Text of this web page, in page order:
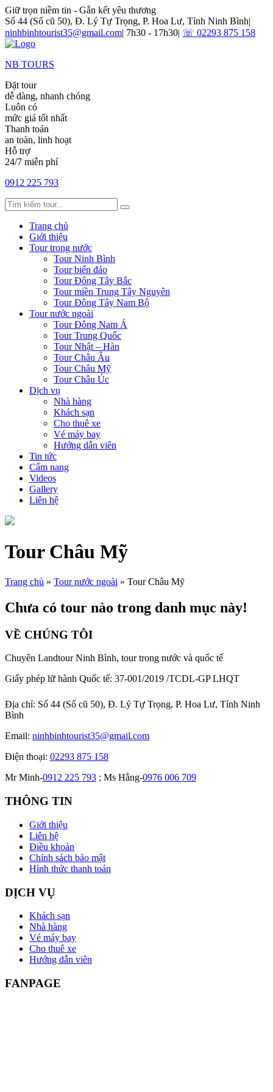
Giữ trọn niềm tin - Gắn kết yêu thương
Số 44 (Số cũ 50), Đ. Lý Tự Trọng, P. Hoa Lư, Tỉnh Ninh Bình|
ninhbinhtourist35@gmail.com| 7h30 - 17h30| ☏ 02293 875 158
NB TOURS
Đặt tour
dễ dàng, nhanh chóng
Luôn có
mức giá tốt nhất
Thanh toán
an toàn, linh hoạt
Hỗ trợ
24/7 miễn phí
0912 225 793
Trang chủ
Giới thiệu
Tour trong nước
Tour Ninh Bình
Tour biển đảo
Tour Đông Tây Bắc
Tour miền Trung Tây Nguyên
Tour Đông Tây Nam Bộ
Tour nước ngoài
Tour Đông Nam Á
Tour Trung Quốc
Tour Nhật – Hàn
Tour Châu Âu
Tour Châu Mỹ
Tour Châu Úc
Dịch vụ
Nhà hàng
Khách sạn
Cho thuê xe
Vé máy bay
Hướng dẫn viên
Tin tức
Cẩm nang
Videos
Gallery
Liên hệ
Tour Châu Mỹ
Trang chủ » Tour nước ngoài » Tour Châu Mỹ
Chưa có tour nào trong danh mục này!
VỀ CHÚNG TÔI
Chuyên Landtour Ninh Bình, tour trong nước và quốc tế
Giấy phép lữ hành Quốc tế: 37-001/2019 /TCDL-GP LHQT
Địa chỉ: Số 44 (Số cũ 50), Đ. Lý Tự Trọng, P. Hoa Lư, Tỉnh Ninh
Bình
Email: ninhbinhtourist35@gmail.com
Điện thoại: 02293 875 158
Mr Minh-0912 225 793 ; Ms Hằng-0976 006 709
THÔNG TIN
Giới thiệu
Liên hệ
Điều khoản
Chính sách bảo mật
Hình thức thanh toán
DỊCH VỤ
Khách sạn
Nhà hàng
Vé máy bay
Cho thuê xe
Hướng dẫn viên
FANPAGE